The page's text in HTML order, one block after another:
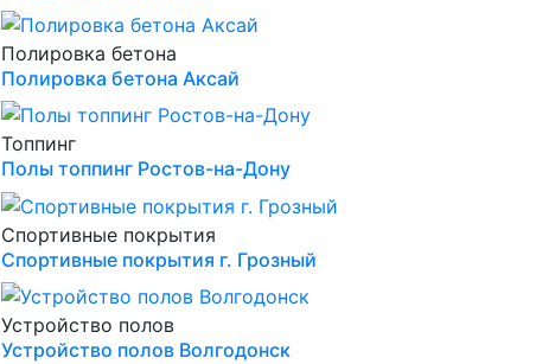
Полировка бетона
Полировка бетона Аксай
Топпинг
Полы топпинг Ростов-на-Дону
Спортивные покрытия
Спортивные покрытия г. Грозный
Устройство полов
Устройство полов Волгодонск